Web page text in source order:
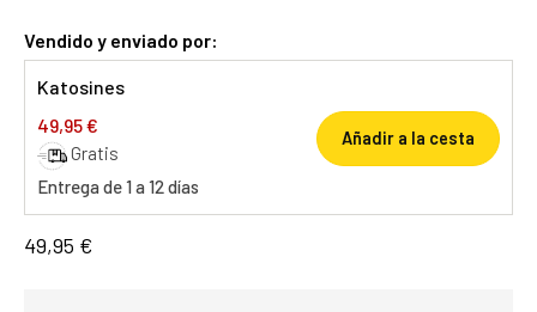
Vendido y enviado por:
Katosines
49,95 €
Gratis
Entrega de 1 a 12 días
Añadir a la cesta
49,95 €